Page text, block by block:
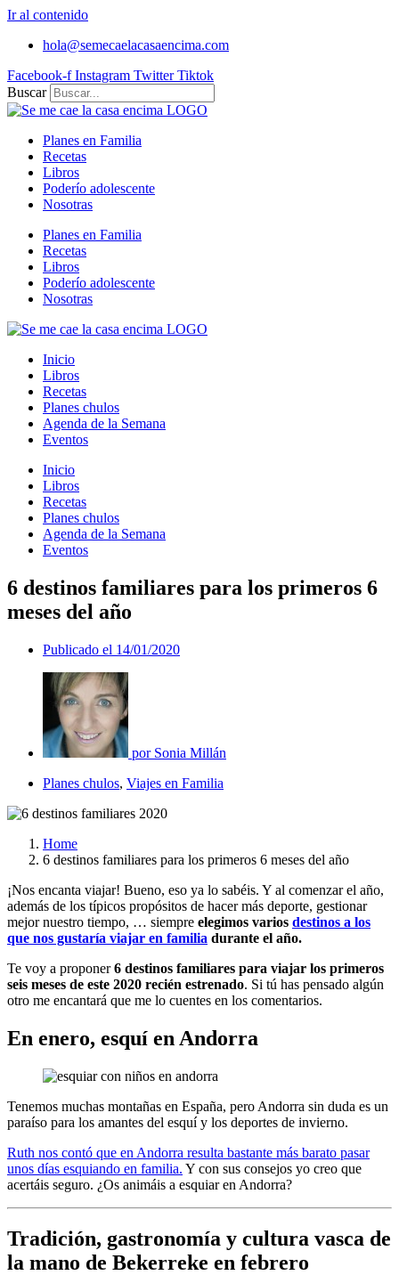
Ir al contenido
hola@semecaelacasaencima.com
Facebook-f Instagram Twitter Tiktok
Buscar
Planes en Familia
Recetas
Libros
Poderío adolescente
Nosotras
Planes en Familia
Recetas
Libros
Poderío adolescente
Nosotras
Inicio
Libros
Recetas
Planes chulos
Agenda de la Semana
Eventos
Inicio
Libros
Recetas
Planes chulos
Agenda de la Semana
Eventos
6 destinos familiares para los primeros 6
meses del año
Publicado el 14/01/2020
porSonia Millán
Planes chulos, Viajes en Familia
Home
6 destinos familiares para los primeros 6 meses del año
¡Nos encanta viajar! Bueno, eso ya lo sabéis. Y al comenzar el año,
además de los típicos propósitos de hacer más deporte, gestionar
mejor nuestro tiempo, … siempre elegimos varios destinos a los
que nos gustaría viajar en familia durante el año.
Te voy a proponer6 destinos familiares para viajar los primeros
seis meses de este 2020 recién estrenado. Si tú has pensado algún
otro me encantará que me lo cuentes en los comentarios.
En enero, esquí en Andorra
Tenemos muchas montañas en España, pero Andorra sin duda es un
paraíso para los amantes del esquí y los deportes de invierno.
Ruth nos contó que en Andorra resulta bastante más barato pasar
unos días esquiando en familia. Y con sus consejos yo creo que
acertáis seguro. ¿Os animáis a esquiar en Andorra?
Tradición, gastronomía y cultura vasca de
la mano de Bekerreke en febrero